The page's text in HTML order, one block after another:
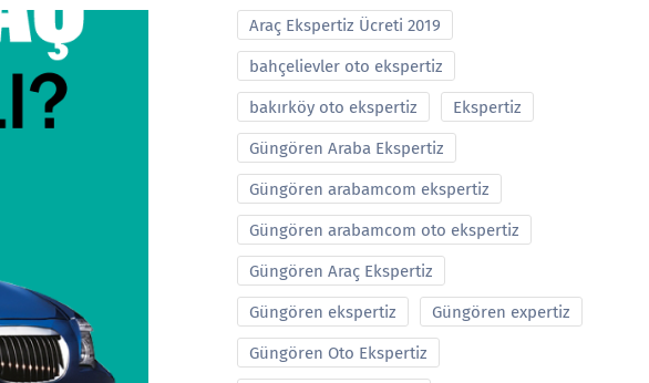
Araç Ekspertiz Ücreti 2019
bahçelievler oto ekspertiz
bakırköy oto ekspertiz Ekspertiz
Güngören Araba Ekspertiz
Güngören arabamcom ekspertiz
Güngören arabamcom oto ekspertiz
Güngören Araç Ekspertiz
Güngören ekspertiz Güngören expertiz
Güngören Oto Ekspertiz